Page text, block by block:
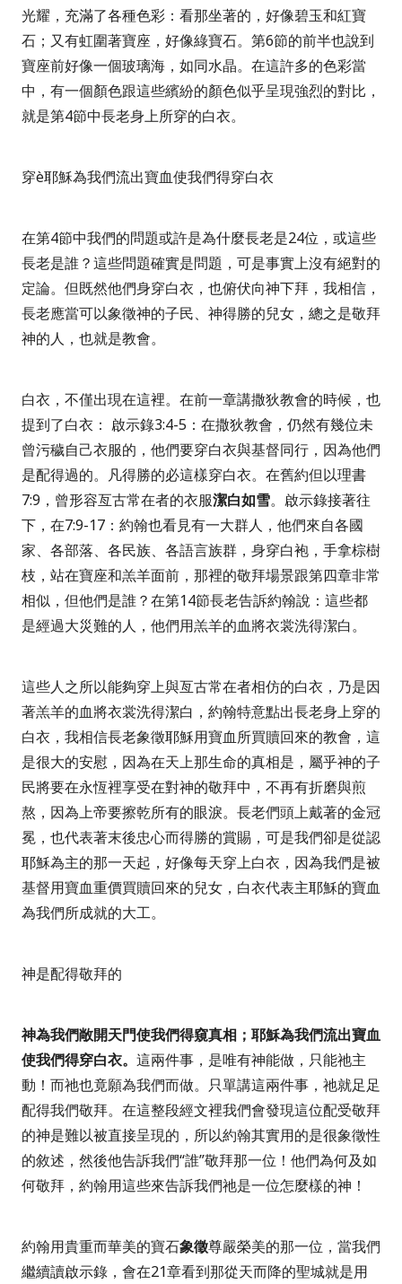
光耀，充滿了各種色彩：看那坐著的，好像碧玉和紅寶
石；又有虹圍著寶座，好像綠寶石。第6節的前半也說到
寶座前好像一個玻璃海，如同水晶。 在這許多的色彩當
中，有一個顏色跟這些繽紛的顏色似乎呈現強烈的對比，
就是第4節中長老身上所穿的白衣。
穿è耶穌為我們流出寶血使我們得穿白衣
在第4節中我們的問題或許是為什麼長老是24位，或這些
長老是誰？這些問題確實是問題，可是事實上沒有絕對的
定論。但既然他們身穿白衣，也俯伏向神下拜，我相信，
長老應當可以象徵神的子民、神得勝的兒女，總之是敬拜
神的人，也就是教會。
白衣，不僅出現在這裡。在前一章講撒狄教會的時候，也
提到了白衣： 啟示錄3:4-5 ： 在撒狄教會，仍然有幾位未
曾污穢自己衣服的，他們要穿白衣與基督同行，因為他們
是配得過的。凡得勝的必這樣穿白衣。 在舊約但以理書
7:9 ，曾形容亙古常在者的衣服潔白如雪。啟示錄接著往
下，在7:9-17 ： 約翰也看見有一大群人，他們來自各國
家、各部落、各民族、各語言族群，身穿白袍，手拿棕樹
枝，站在寶座和羔羊面前， 那裡的敬拜場景跟第四章非常
相似，但他們是誰？在第14節長老告訴約翰說： 這些都
是經過大災難的人，他們用羔羊的血將衣裳洗得潔白。
這些人之所以能夠穿上與亙古常在者相仿的白衣，乃是因
著羔羊的血將衣裳洗得潔白，約翰特意點出長老身上穿的
白衣，我相信長老象徵耶穌用寶血所買贖回來的教會，這
是很大的安慰，因為在天上那生命的真相是，屬乎神的子
民將要在永恆裡享受在對神的敬拜中，不再有折磨與煎
熬，因為上帝要擦乾所有的眼淚。長老們頭上戴著的金冠
冕，也代表著末後忠心而得勝的賞賜，可是我們卻是從認
耶穌為主的那一天起，好像每天穿上白衣，因為我們是被
基督用寶血重價買贖回來的兒女，白衣代表主耶穌的寶血
為我們所成就的大工。
神是配得敬拜的
神為我們敞開天門使我們得窺真相；耶穌為我們流出寶血
使我們得穿白衣。 這兩件事，是唯有神能做，只能祂主
動！而祂也竟願為我們而做。只單講這兩件事，祂就足足
配得我們敬拜。在這整段經文裡我們會發現這位配受敬拜
的神是難以被直接呈現的，所以約翰其實用的是很象徵性
的敘述，然後他告訴我們“誰”敬拜那一位！他們為何及如
何敬拜，約翰用這些來告訴我們祂是一位怎麼樣的神！
約翰用貴重而華美的寶石象徵尊嚴榮美的那一位，當我們
繼續讀啟示錄，會在21章看到那從天而降的聖城就是用